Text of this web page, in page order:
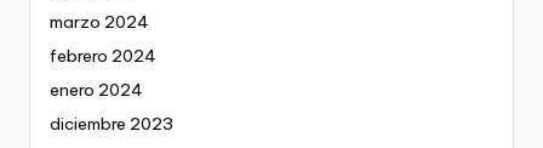
marzo 2024
febrero 2024
enero 2024
diciembre 2023